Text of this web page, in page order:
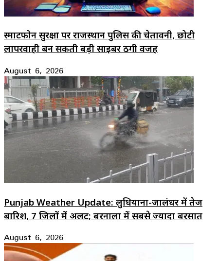
स्मार्टफोन सुरक्षा पर राजस्थान पुलिस की चेतावनी, छोटी
लापरवाही बन सकती बड़ी साइबर ठगी वजह
August 6, 2026
Punjab Weather Update: लुधियाना-जालंधर में तेज
बारिश, 7 जिलों में अलर्ट; बरनाला में सबसे ज्यादा बरसात
August 6, 2026